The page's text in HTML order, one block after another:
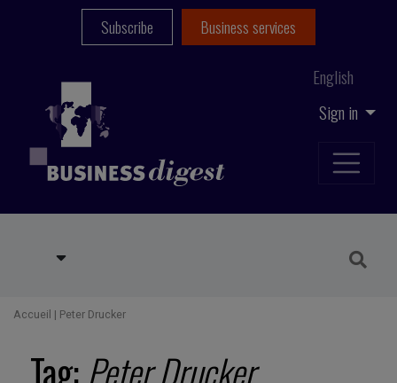
Sign in
English
Subscribe Business services
Accueil | Peter Drucker
Tag: Peter Drucker